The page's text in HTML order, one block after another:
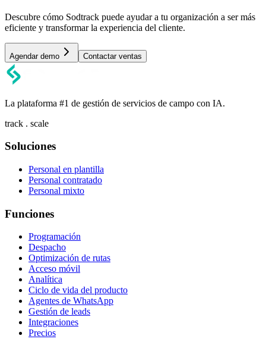
Descubre cómo Sodtrack puede ayudar a tu organización a ser más
eficiente y transformar la experiencia del cliente.
Agendar demo Contactar ventas
La plataforma #1 de gestión de servicios de campo con IA.
track . scale
Soluciones
Personal en plantilla
Personal contratado
Personal mixto
Funciones
Programación
Despacho
Optimización de rutas
Acceso móvil
Analítica
Ciclo de vida del producto
Agentes de WhatsApp
Gestión de leads
Integraciones
Precios